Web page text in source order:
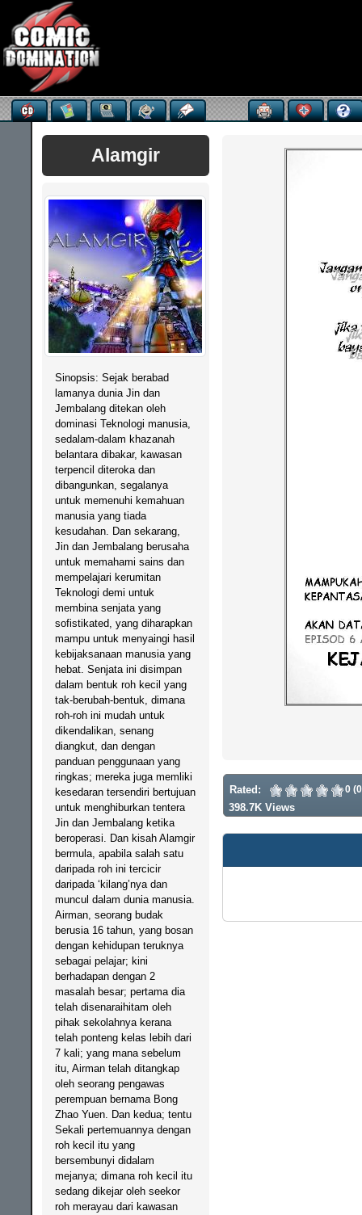
Alamgir
Sinopsis: Sejak berabad
lamanya dunia Jin dan
Jembalang ditekan oleh
dominasi Teknologi manusia,
sedalam-dalam khazanah
belantara dibakar, kawasan
terpencil diteroka dan
dibangunkan, segalanya
untuk memenuhi kemahuan
manusia yang tiada
kesudahan. Dan sekarang,
Jin dan Jembalang berusaha
untuk memahami sains dan
mempelajari kerumitan
Teknologi demi untuk
membina senjata yang
sofistikated, yang diharapkan
mampu untuk menyaingi hasil
kebijaksanaan manusia yang
hebat. Senjata ini disimpan
dalam bentuk roh kecil yang
tak-berubah-bentuk, dimana
roh-roh ini mudah untuk
dikendalikan, senang
diangkut, dan dengan
panduan penggunaan yang
ringkas; mereka juga memliki
kesedaran tersendiri bertujuan
untuk menghiburkan tentera
Jin dan Jembalang ketika
beroperasi. Dan kisah Alamgir
bermula, apabila salah satu
daripada roh ini tercicir
daripada ‘kilang’nya dan
muncul dalam dunia manusia.
Airman, seorang budak
berusia 16 tahun, yang bosan
dengan kehidupan teruknya
sebagai pelajar; kini
berhadapan dengan 2
masalah besar; pertama dia
telah disenaraihitam oleh
pihak sekolahnya kerana
telah ponteng kelas lebih dari
7 kali; yang mana sebelum
itu, Airman telah ditangkap
oleh seorang pengawas
perempuan bernama Bong
Zhao Yuen. Dan kedua; tentu
Sekali pertemuannya dengan
roh kecil itu yang
bersembunyi didalam
mejanya; dimana roh kecil itu
sedang dikejar oleh seekor
roh merayau dari kawasan
Rated: 0
398.7K Views